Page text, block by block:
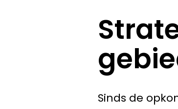
Sinds de